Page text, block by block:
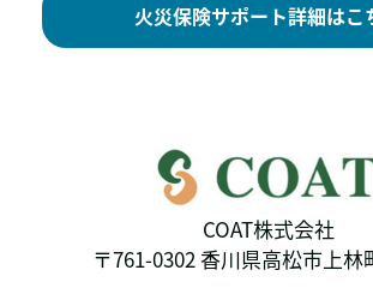
火災保険サポート詳細はこ
COAT株式会社
〒761-0302 香川県高松市上林